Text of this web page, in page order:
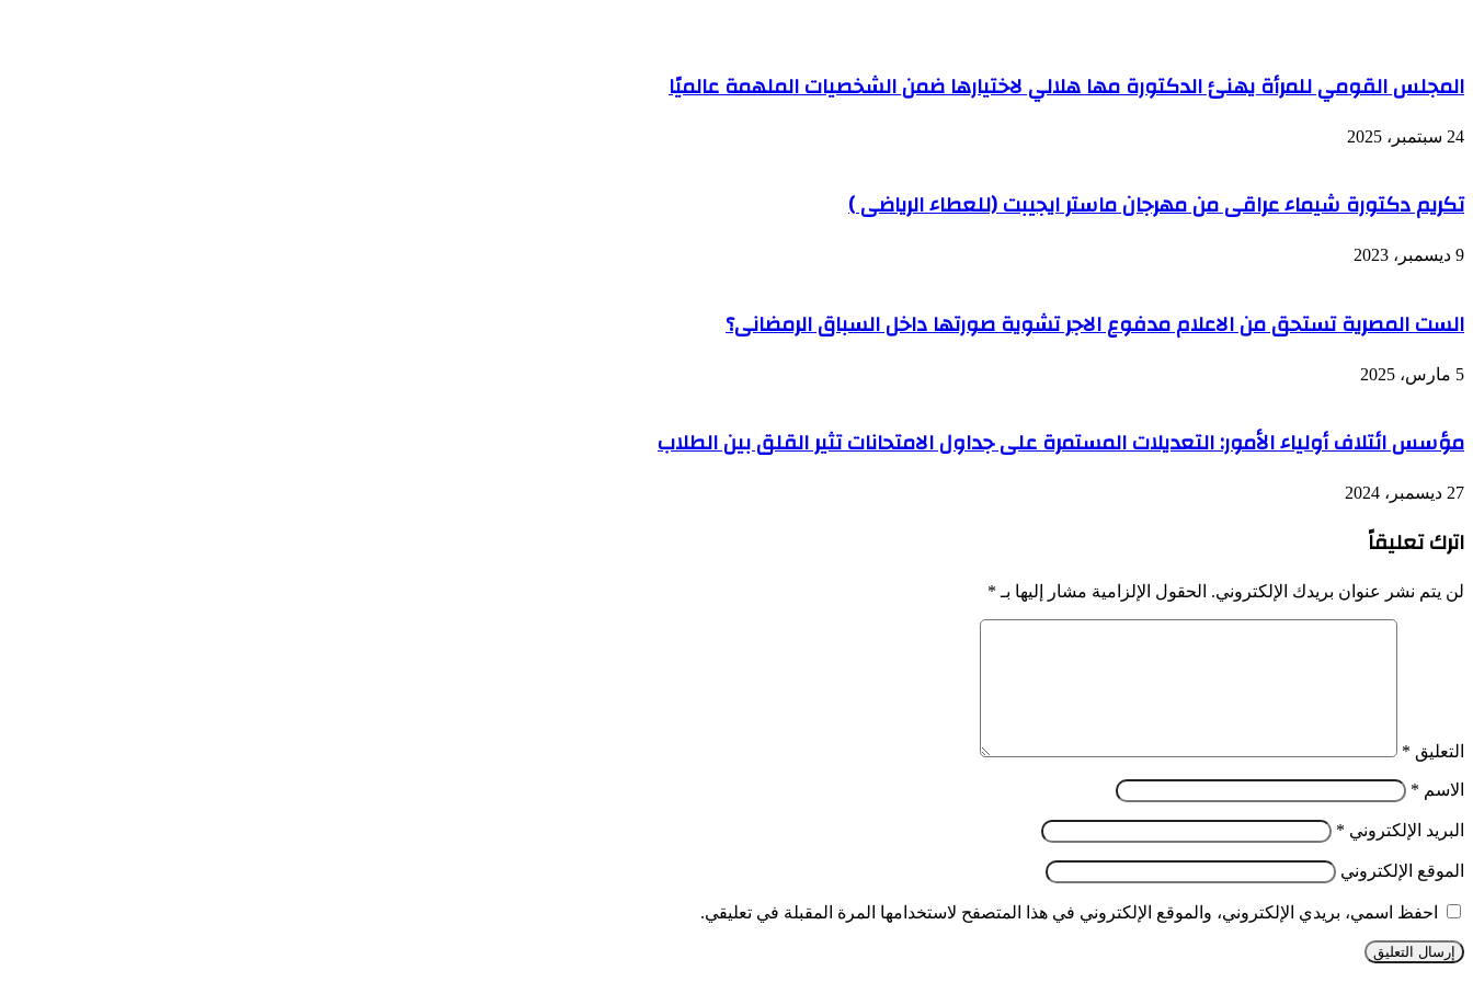
المجلس القومي للمرأة يهنئ الدكتورة مها هلالي لاختيارها ضمن الشخصيات الملهمة عالميًا
24 سبتمبر، 2025
تكريم دكتورة شيماء عراقى من مهرجان ماستر ايجيبت (للعطاء الرياضى )
9 ديسمبر، 2023
الست المصرية تستحق من الاعلام مدفوع الاجر تشوية صورتها داخل السباق الرمضانى؟
5 مارس، 2025
مؤسس ائتلاف أولياء الأمور: التعديلات المستمرة على جداول الامتحانات تثير القلق بين الطلاب
27 ديسمبر، 2024
اترك تعليقاً
لن يتم نشر عنوان بريدك الإلكتروني. الحقول الإلزامية مشار إليها بـ *
التعليق *
الاسم *
البريد الإلكتروني *
الموقع الإلكتروني
احفظ اسمي، بريدي الإلكتروني، والموقع الإلكتروني في هذا المتصفح لاستخدامها المرة المقبلة في تعليقي.